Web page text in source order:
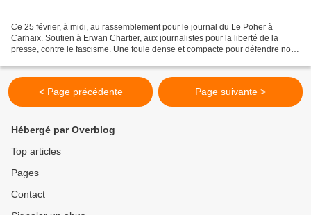
Ce 25 février, à midi, au rassemblement pour le journal du Le Poher à
Carhaix. Soutien à Erwan Chartier, aux journalistes pour la liberté de la
presse, contre le fascisme. Une foule dense et compacte pour défendre nos
< Page précédente Page suivante >
Hébergé par Overblog
Top articles
Pages
Contact